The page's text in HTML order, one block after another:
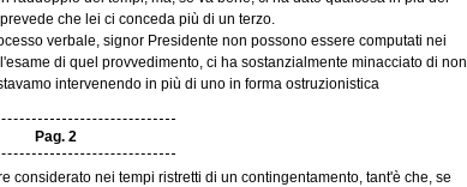
che lei ci conceda più di un terzo.
verbale, signor Presidente non possono essere computati nei
di quel provvedimento, ci ha sostanzialmente minacciato di non
intervenendo in più di uno in forma ostruzionistica
Pag. 2
considerato nei tempi ristretti di un contingentamento, tant'è che, se